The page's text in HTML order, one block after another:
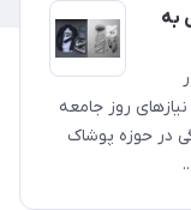
نگاهی به
روز جامعه
بزرگی در حوزه پوشاک